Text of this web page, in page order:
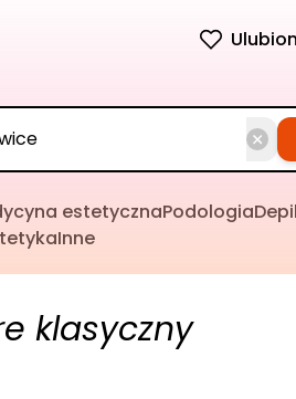
estetycznaPodologia
Inne
klasyczny